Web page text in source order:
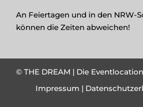
An Feiertagen und in den NRW-
können die Zeiten abweichen!
© THE DREAM | Die
Impressum |